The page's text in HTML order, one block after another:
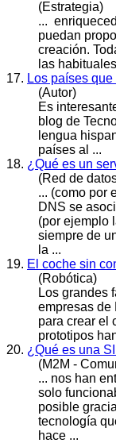
(Estrategia)
...
puedan
creación.
las
17. Los países
(Autor)
Es
blog de
lengua
países al ...
18. ¿Qué es un
(Red de
... (como por
DNS se
(por ejemplo
siempre de
la ...
19. El coche sin
(Robótica)
Los grandes
empresas de
para crear el
prototipos
20. ¿Qué es una
(M2M -
... nos han
solo
posible
tecnología
hace ...